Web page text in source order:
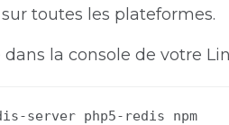
toutes les plateformes.
la console de votre
server php5-redis npm